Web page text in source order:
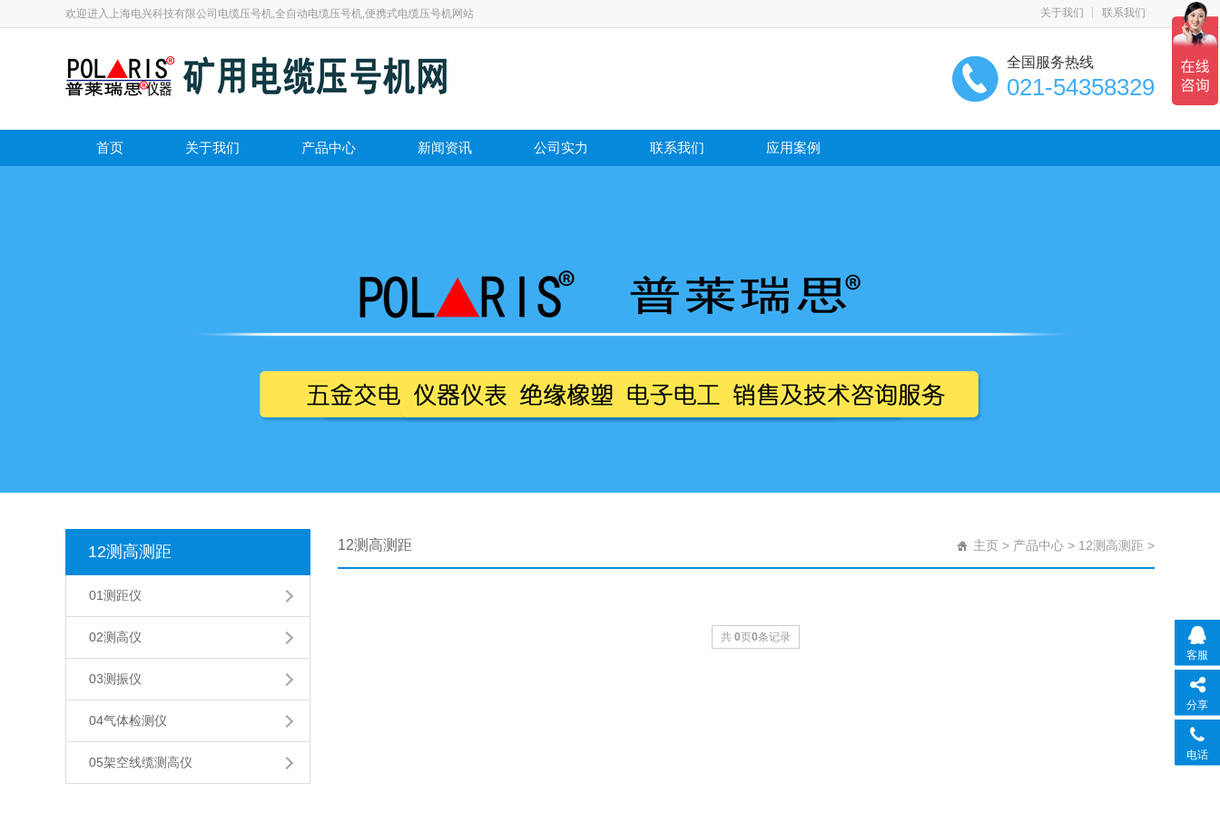
欢迎进入上海电兴科技有限公司电缆压号机,全自动电缆压号机,便携式电缆压号机网站 关于我们 联系我们
全国服务热线
021-54358329
首页 关于我们 产品中心 新闻资讯 公司实力 联系我们 应用案例
12测高测距
01测距仪
02测高仪
03测振仪
04气体检测仪
05架空线缆测高仪
12测高测距 主页 > 产品中心 > 12测高测距 >
共 0页0条记录
客服
分享
电话